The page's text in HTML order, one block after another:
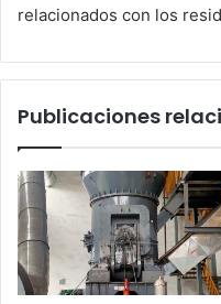
relacionados con los
Publicaciones